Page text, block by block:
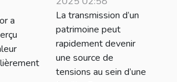
a
successions
sans conflit
familial
La transmission d’un
patrimoine peut
rapidement devenir
une source de
tensions au sein d’une